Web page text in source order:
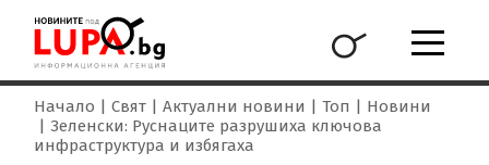
Начало Свят Актуални новини Топ
Новини
Зеленски: Руснаците разрушиха ключова
инфраструктура и избягаха